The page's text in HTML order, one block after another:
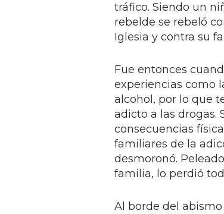
tráfico. Siendo un
rebelde se rebeló
Iglesia y contra su
Fue entonces
experiencias como
alcohol, por lo que
adicto a las drogas.
consecuencias
familiares de la
desmoronó.
familia, lo perdió
Al borde del